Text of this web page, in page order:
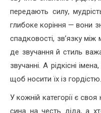
передають силу,
глибоке коріння — вони
спадковості, зв’язку
де звучання й стиль
звучанні. А рідкісні
щоб носити їх із гордістю.
У кожній категорії є
сина на честь діда, а